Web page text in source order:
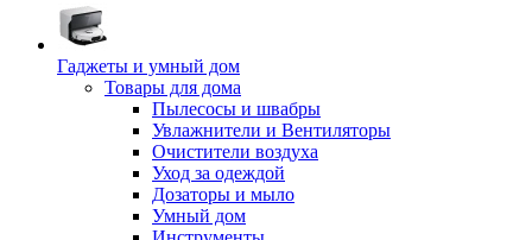
Гаджеты и умный дом
Товары для дома
Пылесосы и швабры
Увлажнители и Вентиляторы
Очистители воздуха
Уход за одеждой
Дозаторы и мыло
Умный дом